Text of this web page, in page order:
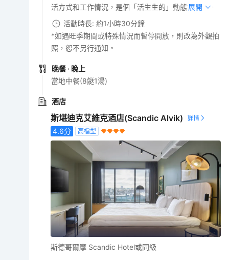
活方式和工作情況，是個「活生生的」動態博物館。
展開
活動時長: 約1小時30分鐘
*如遇旺季期間或特殊情況而暫停開放，則改為外觀拍
照，恕不另行通知。
晚餐 · 晚上
當地中餐(8餸1湯)
酒店
斯堪迪克艾維克酒店(Scandic Alvik)
4.6分 高檔型
斯德哥爾摩 Scandic Hotel或同級